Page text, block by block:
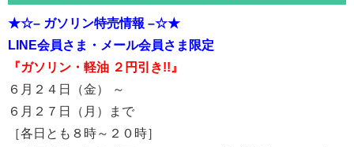
★☆– ガソリン特売情報 –☆★
LINE会員さま・ メール会員さま限定
『ガソリン・軽油 ２円引き!!』
６月２４日（金） ～
６月２７日（月）まで
［各日とも８時～２０時］